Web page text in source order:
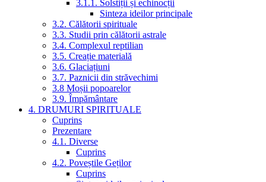
3.1.1. Solstiții și echinocții
Sinteza ideilor principale
3.2. Călătorii spirituale
3.3. Studii prin călătorii astrale
3.4. Complexul reptilian
3.5. Creație materială
3.6. Glaciațiuni
3.7. Paznicii din străvechimi
3.8 Moșii popoarelor
3.9. Împământare
4. DRUMURI SPIRITUALE
Cuprins
Prezentare
4.1. Diverse
Cuprins
4.2. Poveștile Geților
Cuprins